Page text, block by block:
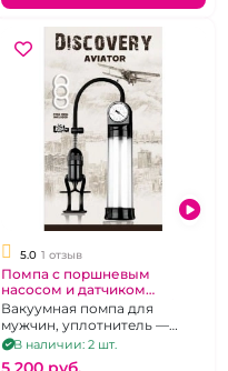
5.0 1 отзыв
Помпа с поршневым
насосом и датчиком
давления "Discovery" Aviator
Вакуумная помпа для
мужчин, уплотнитель —
манжета, эрекционное
кольцо.
В наличии: 2 шт.